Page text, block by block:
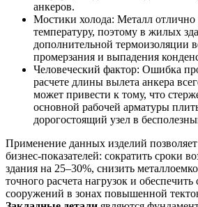
анкеров.
Мостики холода: Металл отлично
температуру, поэтому в жилых
дополнительной термоизоляции
промерзания и выпадения
Человеческий фактор: Ошибка
расчете длины вылета анкера
может привести к тому, что
основной рабочей арматуры
дорогостоящий узел в
Применение данных изделий
бизнес-показателей: сократить сроки
здания на 25–30%, снизить
точного расчета нагрузок и обеспечить
сооружений в зонах повышенной